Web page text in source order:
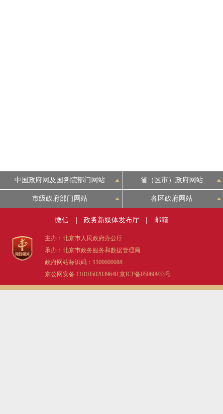
中国政府网及国务院部门网站 省（区市）政府网站
市级政府部门网站 各区政府网站
微信 政务新媒体发布厅 邮箱
主办：北京市人民政府办公厅
承办：北京市政务服务和数据管理局
政府网站标识码：1100000088
京公网安备 11010502039640 京ICP备05060933号